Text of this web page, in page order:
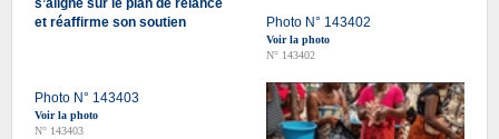
s’aligne sur le plan de relance
et réaffirme son soutien
Photo N° 143403
Voir la photo
N° 143403
Photo N° 143402
Voir la photo
N° 143402